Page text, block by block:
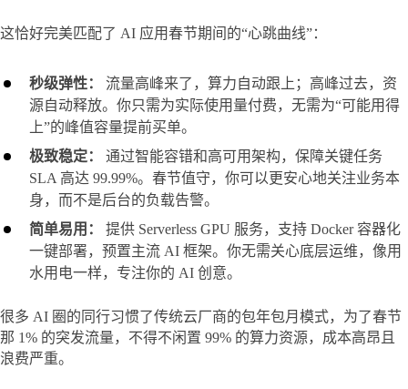
这恰好完美匹配了 AI 应用春节期间的“心跳曲线”：
秒级弹性：
流量高峰来了，算力自动跟上；高峰过去，资
源自动释放。你只需为实际使用量付费，无需为“可能用得
上”的峰值容量提前买单。
极致稳定：
通过智能容错和高可用架构，保障关键任务
SLA 高达 99.99%。春节值守，你可以更安心地关注业务本
身，而不是后台的负载告警。
简单易用：
提供 Serverless GPU 服务，支持 Docker 容器化
一键部署，预置主流 AI 框架。你无需关心底层运维，像用
水用电一样，专注你的 AI 创意。
很多 AI 圈的同行习惯了传统云厂商的包年包月模式，为了春节
那 1% 的突发流量，不得不闲置 99% 的算力资源，成本高昂且
浪费严重。